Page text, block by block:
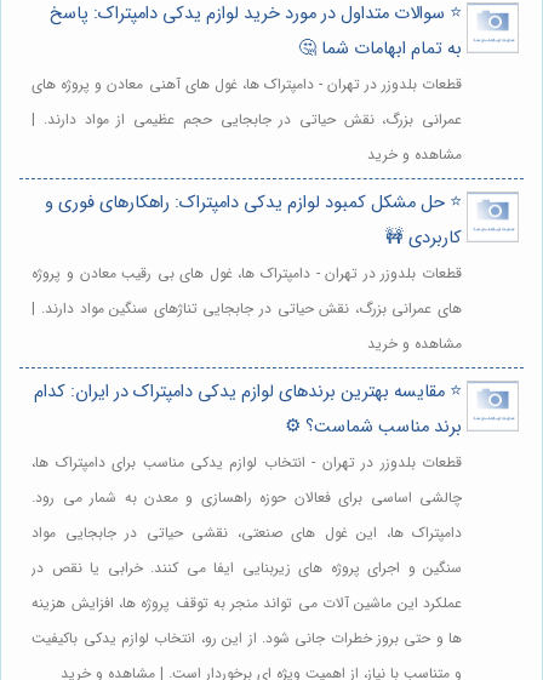
⭐️ سوالات متداول در مورد خرید لوازم یدکی دامپتراک: پاسخ
به تمام ابهامات شما 🤔
قطعات بلدوزر در تهران - دامپتراک ها، غول های آهنی معادن و پروژه های
عمرانی بزرگ، نقش حیاتی در جابجایی حجم عظیمی از مواد دارند. |
مشاهده و خرید
⭐️ حل مشکل کمبود لوازم یدکی دامپتراک: راهکارهای فوری و
کاربردی 🚧
قطعات بلدوزر در تهران - دامپتراک ها، غول های بی رقیب معادن و پروژه
های عمرانی بزرگ، نقش حیاتی در جابجایی تناژهای سنگین مواد دارند. |
مشاهده و خرید
⭐️ مقایسه بهترین برندهای لوازم یدکی دامپتراک در ایران: کدام
برند مناسب شماست؟ ⚙️
قطعات بلدوزر در تهران - انتخاب لوازم یدکی مناسب برای دامپتراک ها،
چالشی اساسی برای فعالان حوزه راهسازی و معدن به شمار می رود.
دامپتراک ها، این غول های صنعتی، نقشی حیاتی در جابجایی مواد
سنگین و اجرای پروژه های زیربنایی ایفا می کنند. خرابی یا نقص در
عملکرد این ماشین آلات می تواند منجر به توقف پروژه ها، افزایش هزینه
ها و حتی بروز خطرات جانی شود. از این رو، انتخاب لوازم یدکی باکیفیت
و متناسب با نیاز، از اهمیت ویژه ای برخوردار است. | مشاهده و خرید